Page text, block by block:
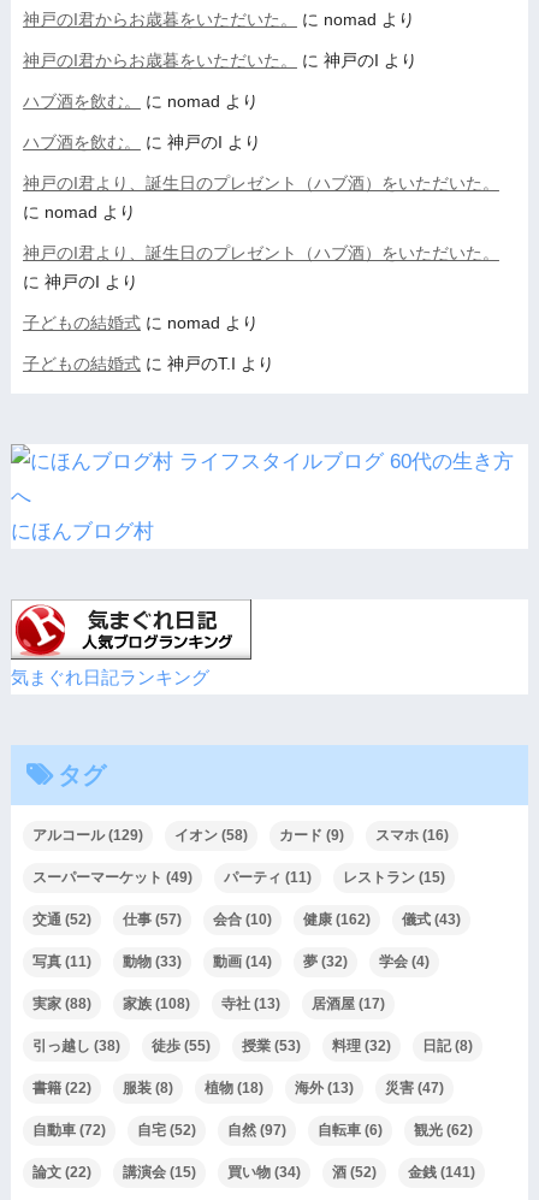
神戸のI君からお歳暮をいただいた。 に nomad より
神戸のI君からお歳暮をいただいた。 に 神戸のI より
ハブ酒を飲む。 に nomad より
ハブ酒を飲む。 に 神戸のI より
神戸のI君より、誕生日のプレゼント（ハブ酒）をいただいた。
に nomad より
神戸のI君より、誕生日のプレゼント（ハブ酒）をいただいた。
に 神戸のI より
子どもの結婚式に nomad より
子どもの結婚式に 神戸のT.I より
にほんブログ村
気まぐれ日記ランキング
タグ
アルコール(129) イオン(58) カード (9) スマホ(16)
スーパーマーケット (49) パーティ (11) レストラン(15)
交通(52) 仕事(57) 会合(10) 健康(162) 儀式(43)
写真(11) 動物(33) 動画(14) 夢(32) 学会(4)
実家(88) 家族(108) 寺社(13) 居酒屋(17)
引っ越し (38) 徒歩(55) 授業(53) 料理(32) 日記(8)
書籍(22) 服装(8) 植物(18) 海外(13) 災害(47)
自動車(72) 自宅(52) 自然(97) 自転車(6) 観光(62)
論文(22) 講演会(15) 買い物(34) 酒(52) 金銭(141)